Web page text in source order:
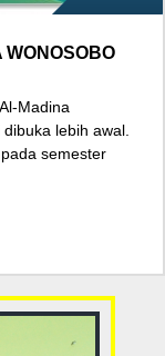
WONOSOBO
Madina
lebih awal.
semester